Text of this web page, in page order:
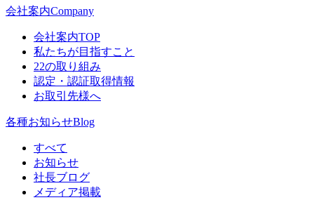
会社案内Company
会社案内TOP
私たちが目指すこと
22の取り組み
認定・認証取得情報
お取引先様へ
各種お知らせBlog
すべて
お知らせ
社長ブログ
メディア掲載